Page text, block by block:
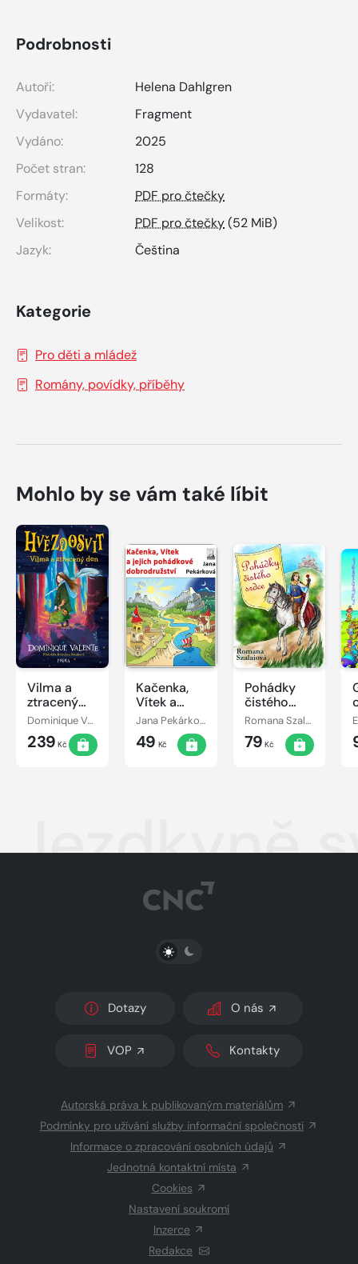
Podrobnosti
Autoři:
Helena Dahlgren
Vydavatel:
Fragment
Vydáno:
2025
Počet stran:
128
Formáty:
PDF pro čtečky
Velikost:
PDF pro čtečky(52 MiB)
Jazyk:
Čeština
Kategorie
Pro děti a mládež
Romány, povídky, příběhy
Mohlo by se vám také líbit
Vilma a
ztracený
den
Dominique Valente
239 Kč
Kačenka,
Vítek a
jejich
pohádkové
dobrodružství
Jana Pekárková
49 Kč
Pohádky
čistého
srdce
Romana Szalaiová
79 Kč
Jezdkyně
PŘEPNOUT SVĚTLÝ/TMAVÝ REŽIM
Dotazy O nás
VOP Kontakty
Autorská práva k publikovaným materiálům
Podmínky pro užívání služby informační společnosti
Informace o zpracování osobních údajů
Jednotná kontaktní místa
Cookies
Nastavení soukromí
Inzerce
Redakce